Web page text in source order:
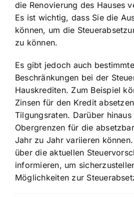
die Renovierung des Hauses
Es ist wichtig, dass Sie die
können, um die
zu können.
Es gibt jedoch auch
Beschränkungen bei der
Hauskrediten. Zum Beispiel
Zinsen für den Kredit
Tilgungsraten. Darüber
Obergrenzen für die
Jahr zu Jahr variieren
über die aktuellen
informieren, um
Möglichkeiten zur